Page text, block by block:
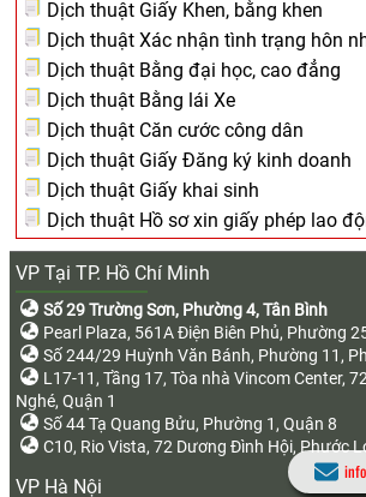
Dịch thuật Giấy Khen, bằng khen
Dịch thuật Xác nhận tình trạng hôn
Dịch thuật Bằng đại học, cao đẳng
Dịch thuật Bằng lái Xe
Dịch thuật Căn cước công dân
Dịch thuật Giấy Đăng ký kinh doanh
Dịch thuật Giấy khai sinh
Dịch thuật Hồ sơ xin giấy phép lao
VP Tại TP. Hồ Chí Minh
Số 29 Trường Sơn, Phường 4, Tân Bình
Pearl Plaza, 561A Điện Biên Phủ, Phường
Số 244/29 Huỳnh Văn Bánh, Phường 11,
L17-11, Tầng 17, Tòa nhà Vincom Center,
Nghé, Quận 1
Số 44 Tạ Quang Bửu, Phường 1, Quận 8
C10, Rio Vista, 72 Dương Đình Hội, Phước
VP Hà Nội